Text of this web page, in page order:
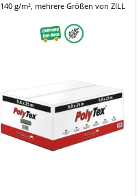
140 g/m², mehrere Größen von ZILL